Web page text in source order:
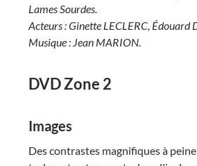
Lames Sourdes.
Acteurs : Ginette LECLERC,
Musique : Jean MARION.
DVD Zone 2
Images
Des contrastes magnifiques à